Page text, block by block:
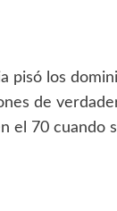
pisó los
de
el 70 cuando